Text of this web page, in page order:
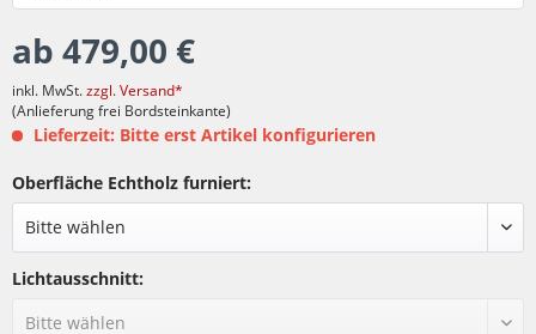
ab 479,00 €
inkl. MwSt.zzgl. Versand*
(Anlieferung frei Bordsteinkante)
Lieferzeit: Bitte erst Artikel konfigurieren
Oberfläche Echtholz furniert:
Lichtausschnitt: